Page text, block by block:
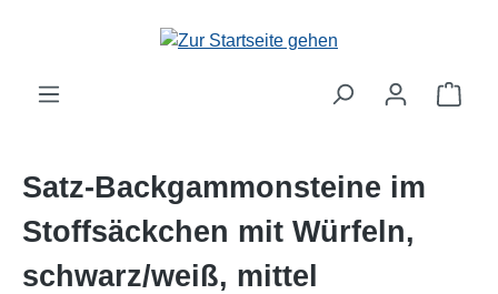
Zum Hauptinhalt springen
Satz-Backgammonsteine im
Stoffsäckchen mit Würfeln,
schwarz/weiß, mittel